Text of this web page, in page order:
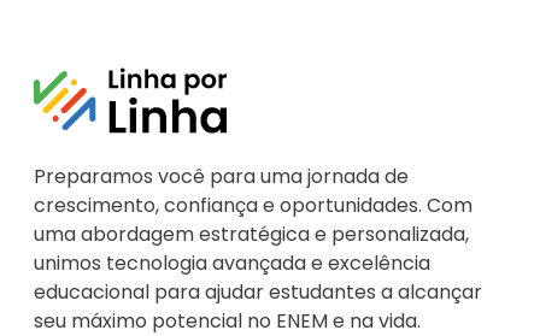
Preparamos você para uma jornada de
crescimento, confiança e oportunidades. Com
uma abordagem estratégica e personalizada,
unimos tecnologia avançada e excelência
educacional para ajudar estudantes a alcançar
seu máximo potencial no ENEM e na vida.